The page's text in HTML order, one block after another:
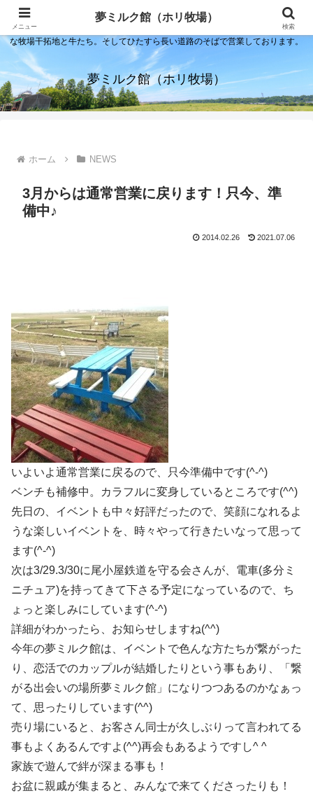
夢ミルク館！それは石川の金沢の隣にある内灘町にあるソフトクリーム屋で
す。日本海のすぐそばで展開する当店は、まるで小京都ならぬ小北海道のよう
な牧場干拓地と牛たち。そしてひたすら長い道路のそばで営業しております。
夢ミルク館（ホリ牧場）
ホーム NEWS
3月からは通常営業に戻ります！只今、準
備中♪
2014.02.26 2021.07.06
いよいよ通常営業に戻るので、只今準備中です(^-^)
ベンチも補修中。カラフルに変身しているところです(^^)
先日の、イベントも中々好評だったので、笑顔になれるよ
うな楽しいイベントを、時々やって行きたいなって思って
ます(^-^)
次は3/29.3/30に尾小屋鉄道を守る会さんが、電車(多分ミ
ニチュア)を持ってきて下さる予定になっているので、ち
ょっと楽しみにしています(^-^)
詳細がわかったら、お知らせしますね(^^)
今年の夢ミルク館は、イベントで色んな方たちが繋がった
り、恋活でのカップルが結婚したりという事もあり、「繋
がる出会いの場所夢ミルク館」になりつつあるのかなぁっ
て、思ったりしています(^^)
売り場にいると、お客さん同士が久しぶりって言われてる
事もよくあるんですよ(^^)再会もあるようですし^ ^
家族で遊んで絆が深まる事も！
お盆に親戚が集まると、みんなで来てくださったりも！
メニュー
夢ミルク館（ホリ牧場）
検索